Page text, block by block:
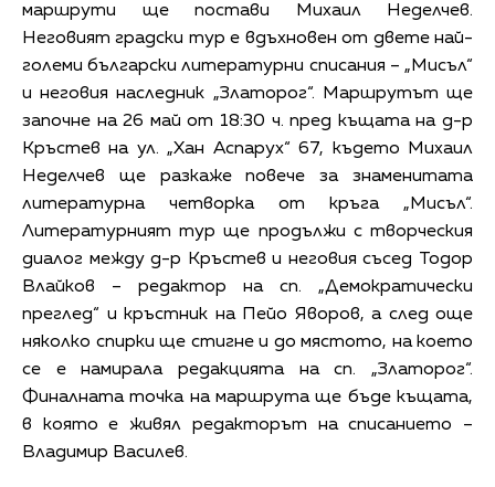
маршрути ще постави Михаил Неделчев.
Неговият градски тур е вдъхновен от двете най-
големи български литературни списания – „Мисъл“
и неговия наследник „Златорог“. Маршрутът ще
започне на 26 май от 18:30 ч. пред къщата на д-р
Кръстев на ул. „Хан Аспарух“ 67, където Михаил
Неделчев ще разкаже повече за знаменитата
литературна четворка от кръга „Мисъл“.
Литературният тур ще продължи с творческия
диалог между д-р Кръстев и неговия съсед Тодор
Влайков – редактор на сп. „Демократически
преглед“ и кръстник на Пейо Яворов, а след още
няколко спирки ще стигне и до мястото, на което
се е намирала редакцията на сп. „Златорог“.
Финалната точка на маршрута ще бъде къщата,
в която е живял редакторът на списанието –
Владимир Василев.